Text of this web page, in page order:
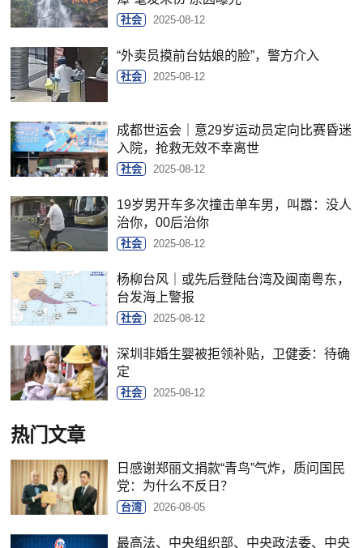
社会 2025-08-12
“外卖员摸前台姑娘的脸”，警方介入
社会 2025-08-12
成都世运会｜意29岁运动员定向比赛昏迷
入院，抢救无效不幸离世
社会 2025-08-12
19岁男开车多次撞击单车男，叫嚣：没人
治你，00后治你
社会 2025-08-12
杨柳台风｜或先后登陆台湾及闽南粤东，
台发海上警报
社会 2025-08-12
深圳非婚生婴被拒领补贴，卫健委：待确
定
社会 2025-08-12
热门文章
日感谢郑丽文捐款“青鸟”气炸，质问国民
党：为什么不反日？
台湾 2026-08-05
最高法、中央组织部、中央政法委、中央